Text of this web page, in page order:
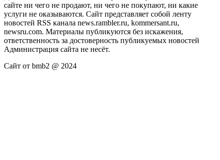
сайте ни чего не продают, ни чего не покупают, ни какие
услуги не оказываются. Сайт представляет собой ленту
новостей RSS канала news.rambler.ru, kommersant.ru,
newsru.com. Материалы публикуются без искажения,
ответственность за достоверность публикуемых новостей
Администрация сайта не несёт.
Сайт от bmb2 @ 2024